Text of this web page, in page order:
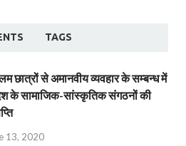
TAGS
छात्रों से अमानवीय व्यवहार के सम्बन्ध में
के सामाजिक-सांस्कृतिक संगठनों की
13, 2020